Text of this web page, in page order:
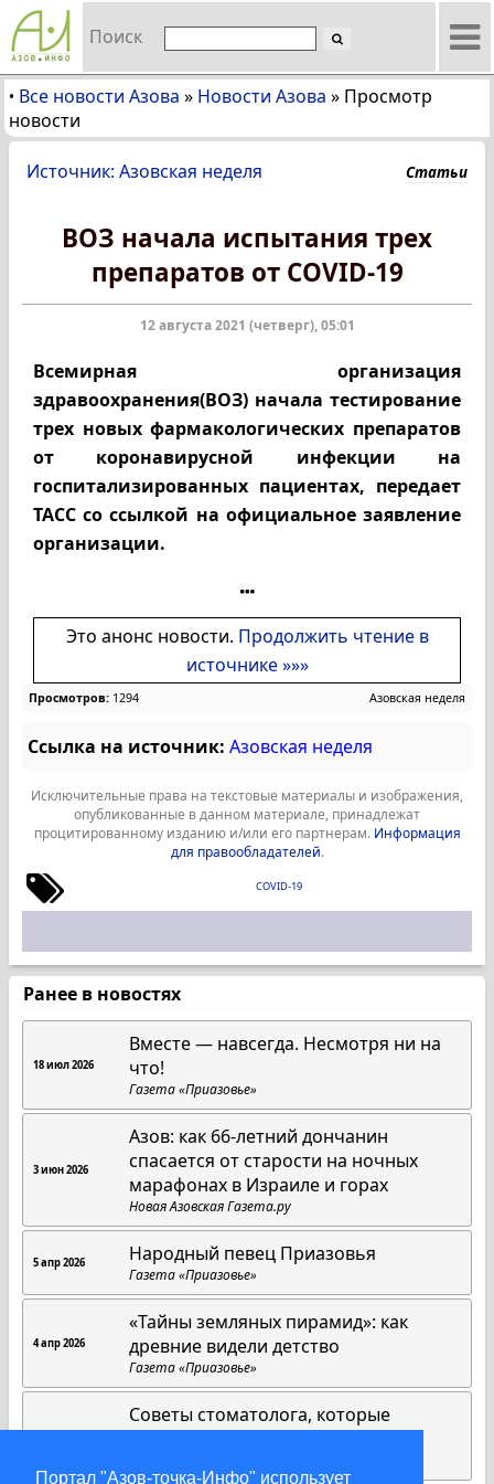
Портал "Азов-точка-Инфо" использует
Поиск
• Все новости Азова » Новости Азова » Просмотр
новости
Источник: Азовская неделя Статьи
ВОЗ начала испытания трех
препаратов от COVID-19
12 августа 2021 (четверг), 05:01
Всемирная организация
здравоохранения(ВОЗ) начала тестирование
трех новых фармакологических препаратов
от коронавирусной инфекции на
госпитализированных пациентах, передает
ТАСС со ссылкой на официальное заявление
организации.
Это анонс новости. Продолжить чтение в
источнике »»»
Просмотров: 1294 Азовская неделя
Ссылка на источник: Азовская неделя
Исключительные права на текстовые материалы и изображения,
опубликованные в данном материале, принадлежат
процитированному изданию и/или его партнерам. Информация
для правообладателей.
COVID-19
Ранее в новостях
18 июл 2026
Вместе — навсегда. Несмотря ни на
что!
Газета «Приазовье»
3 июн 2026
Азов: как 66-летний дончанин
спасается от старости на ночных
марафонах в Израиле и горах
Новая Азовская Газета.ру
5 апр 2026 Народный певец Приазовья
Газета «Приазовье»
4 апр 2026
«Тайны земляных пирамид»: как
древние видели детство
Газета «Приазовье»
Советы стоматолога, которые